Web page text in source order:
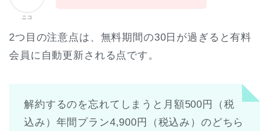
ニコ
2つ目の注意点は、無料期間の30日が過ぎると有料
会員に自動更新される点です。
解約するのを忘れてしまうと月額500円（税
込み）年間プラン4,900円（税込み）のどちら